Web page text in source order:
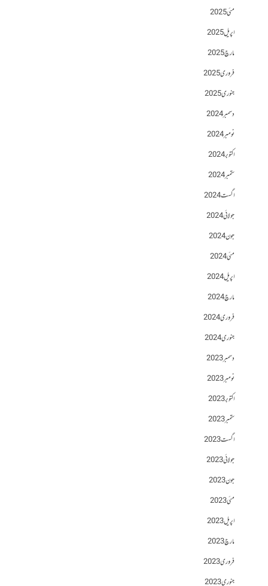
مئی 2025
اپریل 2025
مارچ 2025
فروری 2025
جنوری 2025
دسمبر 2024
نومبر 2024
اکتوبر 2024
ستمبر 2024
اگست 2024
جولائی 2024
جون 2024
مئی 2024
اپریل 2024
مارچ 2024
فروری 2024
جنوری 2024
دسمبر 2023
نومبر 2023
اکتوبر 2023
ستمبر 2023
اگست 2023
جولائی 2023
جون 2023
مئی 2023
اپریل 2023
مارچ 2023
فروری 2023
جنوری 2023